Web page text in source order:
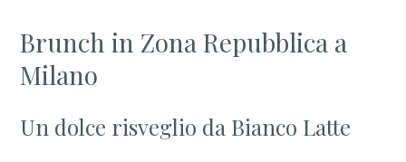
Brunch in Zona Repubblica a
Milano
Un dolce risveglio da Bianco Latte